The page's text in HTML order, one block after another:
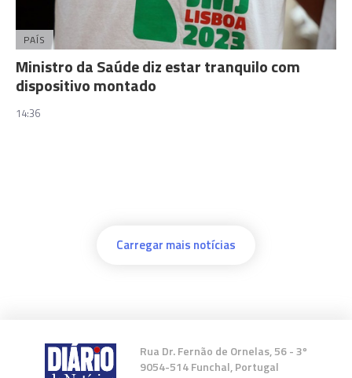
PAÍS
Ministro da Saúde diz estar tranquilo com
dispositivo montado
14:36
Carregar mais notícias
Rua Dr. Fernão de Ornelas, 56 - 3º
9054-514 Funchal, Portugal